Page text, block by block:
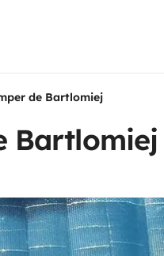
de Bartlomiej
Bartlomiej